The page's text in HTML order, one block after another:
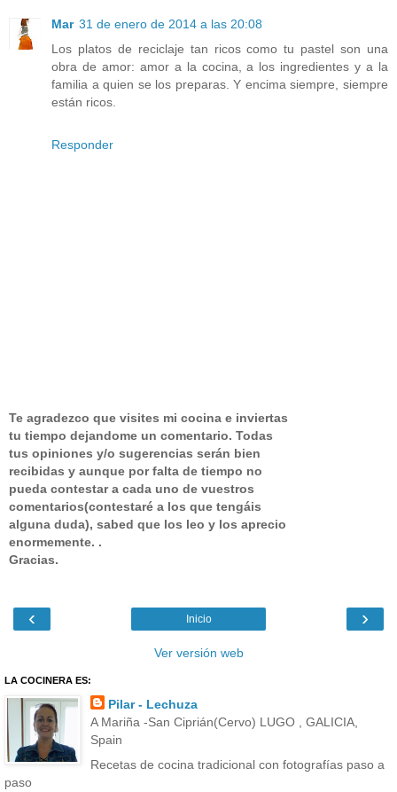
Mar 31 de enero de 2014 a las 20:08
Los platos de reciclaje tan ricos como tu pastel son una
obra de amor: amor a la cocina, a los ingredientes y a la
familia a quien se los preparas. Y encima siempre, siempre
están ricos.
Responder
Te agradezco que visites mi cocina e inviertas
tu tiempo dejandome un comentario. Todas
tus opiniones y/o sugerencias serán bien
recibidas y aunque por falta de tiempo no
pueda contestar a cada uno de vuestros
comentarios(contestaré a los que tengáis
alguna duda), sabed que los leo y los aprecio
enormemente. .
Gracias.
‹ ›
Inicio
Ver versión web
LA COCINERA ES:
Pilar - Lechuza
A Mariña -San Ciprián(Cervo) LUGO , GALICIA,
Spain
Recetas de cocina tradicional con fotografías paso a
paso